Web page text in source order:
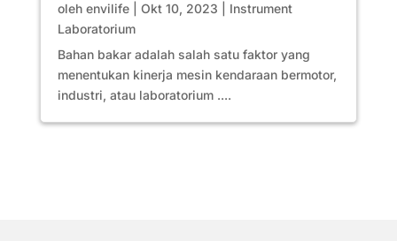
oleh envilife| Okt 10, 2023
Instrument
Laboratorium
Bahan bakar adalah salah satu faktor yang
menentukan kinerja mesin kendaraan bermotor,
industri, atau laboratorium ....